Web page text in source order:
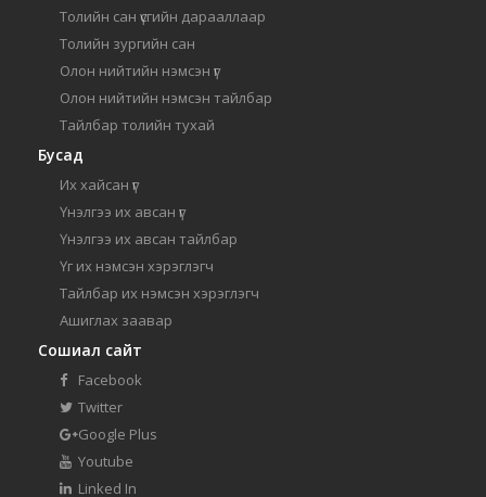
Толийн сан үсгийн дарааллаар
Толийн зургийн сан
Олон нийтийн нэмсэн үг
Олон нийтийн нэмсэн тайлбар
Тайлбар толийн тухай
Бусад
Их хайсан үг
Үнэлгээ их авсан үг
Үнэлгээ их авсан тайлбар
Үг их нэмсэн хэрэглэгч
Тайлбар их нэмсэн хэрэглэгч
Ашиглах заавар
Сошиал сайт
Facebook
Twitter
Google Plus
Youtube
Linked In